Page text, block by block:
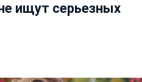
ищут серьезных